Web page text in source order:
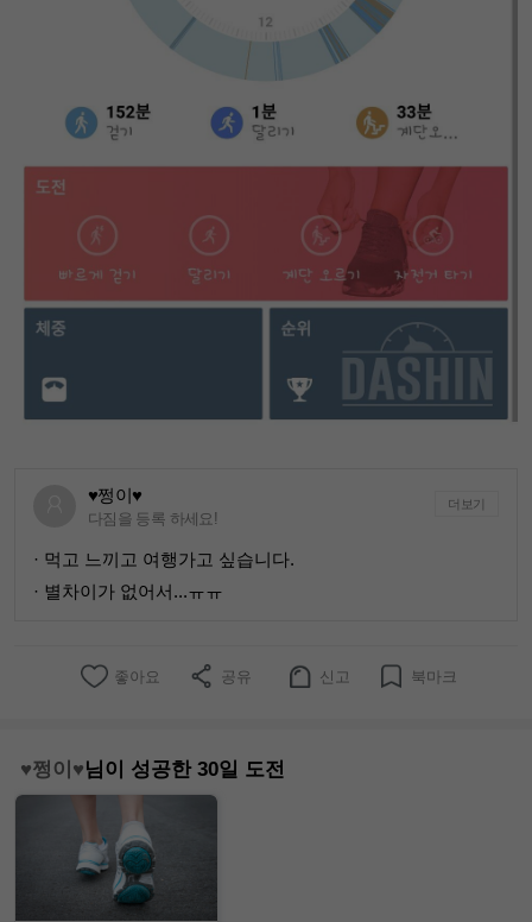
♥쩡이♥
다짐을 등록 하세요!
더보기
· 먹고 느끼고 여행가고 싶습니다.
· 별차이가 없어서...ㅠㅠ
좋아요 공유 신고 북마크
♥쩡이♥님이 성공한 30일 도전